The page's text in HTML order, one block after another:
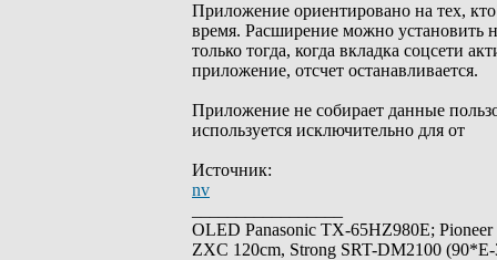
Приложение ориентировано на тех,
время. Расширение можно установить
только тогда, когда вкладка соцсети
приложение, отсчет останавливается.
Приложение не собирает данные
используется исключительно для от
Источник:
nv
OLED Panasonic TX-65HZ980E;
ZXC 120cm, Strong SRT-DM2100